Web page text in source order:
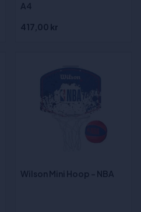
A4
417,00 kr
Wilson Mini Hoop - NBA